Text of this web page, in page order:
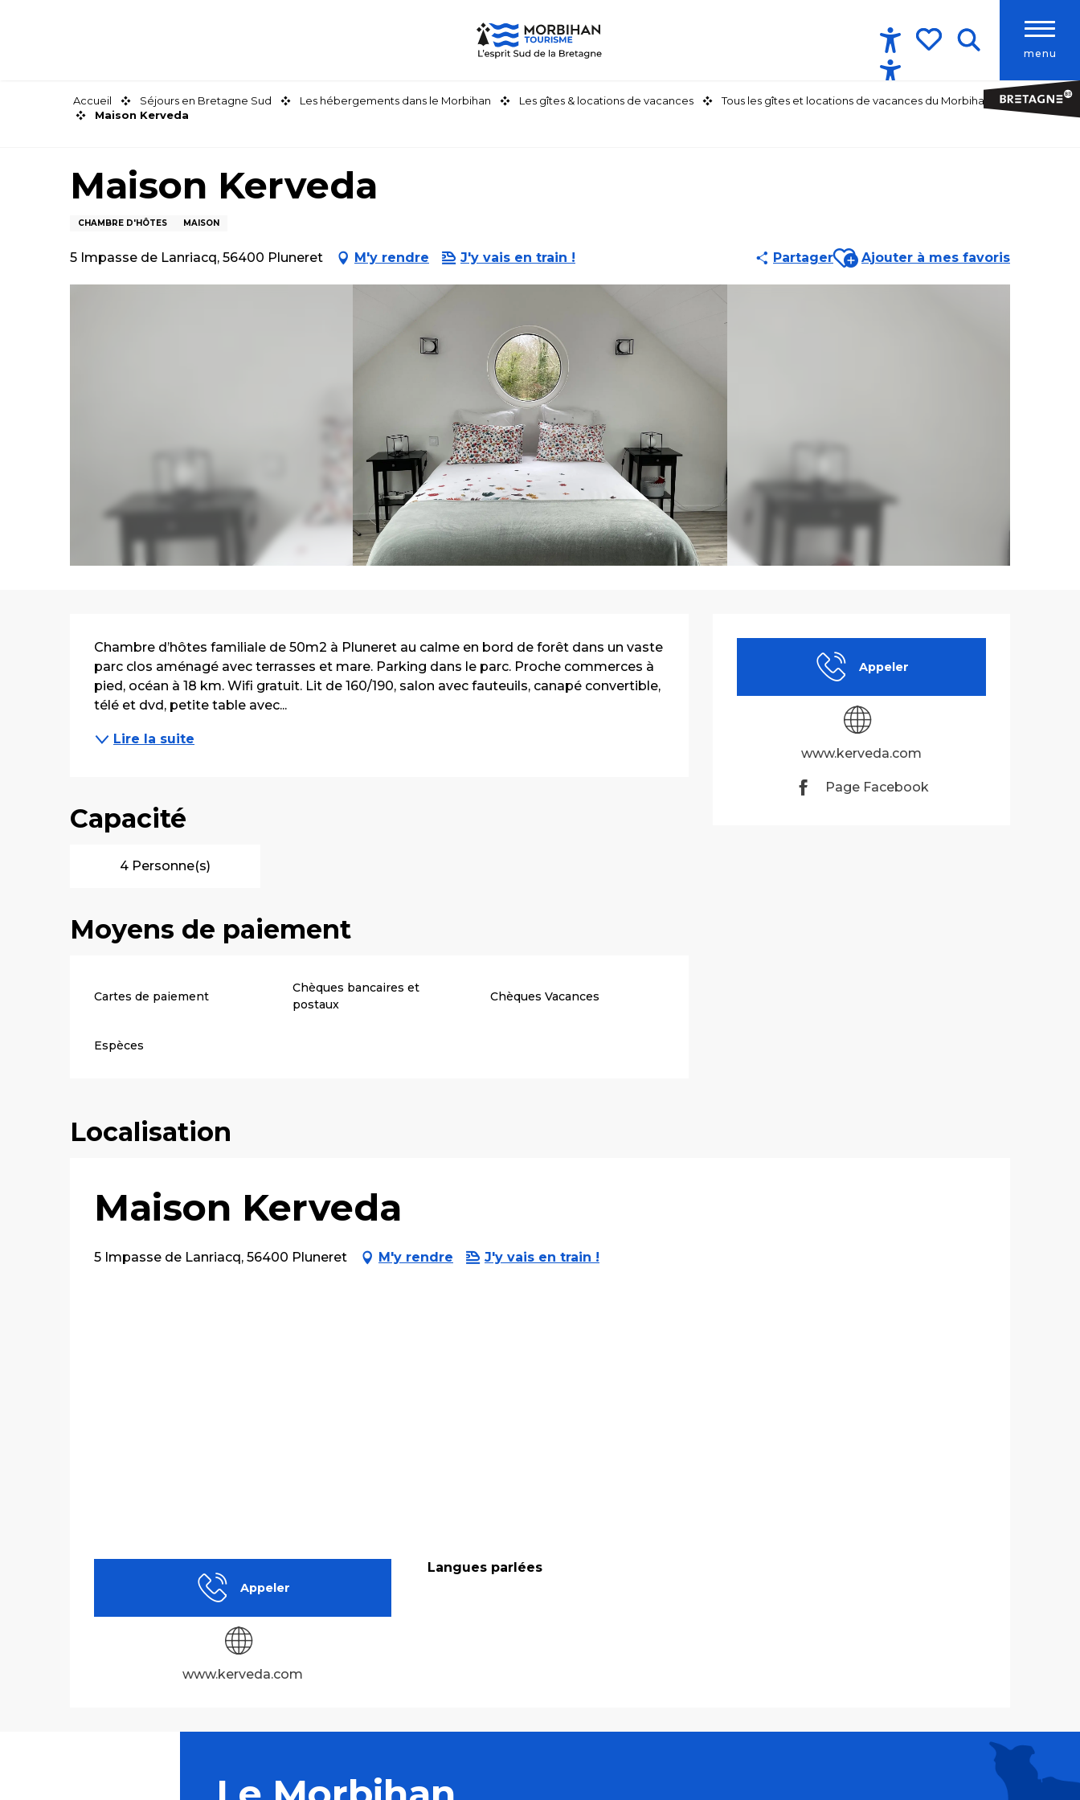
menu
Accessibilité
Accueil Séjours en Bretagne Sud Les hébergements dans le Morbihan Les gîtes & locations de vacances
Tous les gîtes et locations de vacances du Morbihan
Maison Kerveda
Maison Kerveda
CHAMBRE D'HÔTES MAISON
5 Impasse de Lanriacq, 56400 Pluneret M'y rendre J'y vais en train ! PartagerAjouter aux favoris
Ajouter à mes favoris
Ouverture et
Appeler
www.kerveda.com
Page Facebook
Description
Chambre d’hôtes familiale de 50m2 à Pluneret au calme en bord de forêt dans un vaste
parc clos aménagé avec terrasses et mare. Parking dans le parc. Proche commerces à
pied, océan à 18 km. Wifi gratuit. Lit de 160/190, salon avec fauteuils, canapé convertible,
télé et dvd, petite table avec...
Lire la suite
Capacité
4 Personne(s)
Moyens de paiement
Cartes de paiement
Chèques bancaires et
postaux
Chèques Vacances
Espèces
Localisation
Maison Kerveda
5 Impasse de Lanriacq, 56400 Pluneret M'y rendre J'y vais en train !
Appeler
www.kerveda.com
Langues parlées
Langues parlées